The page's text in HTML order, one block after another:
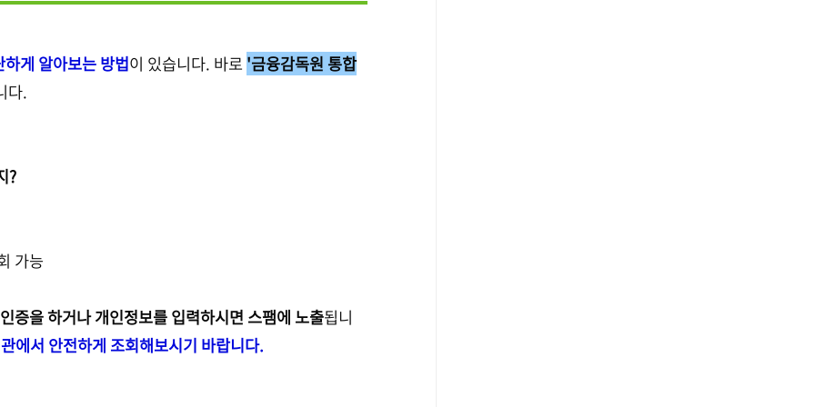
게 알아보는 방법이 있습니다. 바로 '금융감독원 통합
다.
?
가능
증을 하거나 개인정보를 입력하시면 스팸에 노출됩니
에서 안전하게 조회해보시기 바랍니다.